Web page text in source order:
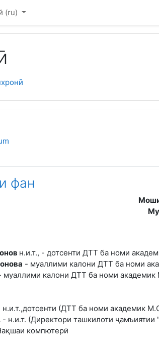
‎(ru)‎
план
фан
н.и.т., - дотсенти ДТТ ба номи
- муаллими калони ДТТ ба номи
муаллими калони ДТТ ба номи
(ДТТ ба номи академик
- н.и.т. (Директори ташкилоти ҷамъиятии
компютерӣ